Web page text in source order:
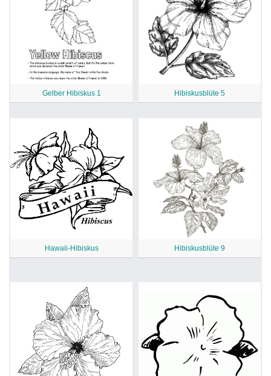
Gelber Hibiskus 1 Hibiskusblüte 5
Hawaii-Hibiskus Hibiskusblüte 9